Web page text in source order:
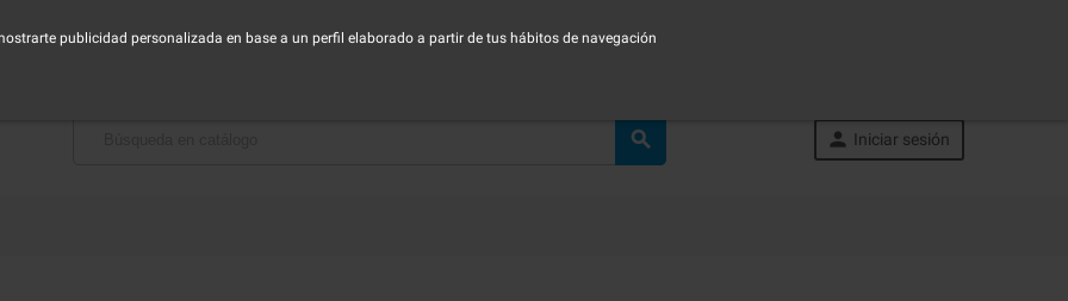
publicidad personalizada en base a un perfil elaborado a partir de tus hábitos de navegación
CON NOSOTROS
  Iniciar sesión